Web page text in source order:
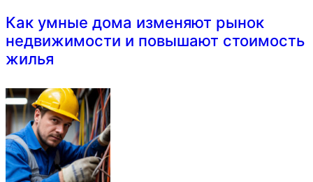
Как умные дома изменяют рынок
недвижимости и повышают стоимость
жилья